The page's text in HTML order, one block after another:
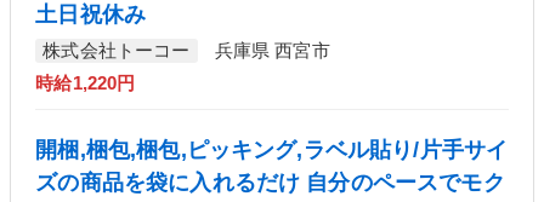
土日祝休み
株式会社トーコー
兵庫県 西宮市
時給1,220円
開梱,梱包,梱包,ピッキング,ラベル貼り/片手サイ
ズの商品を袋に入れるだけ 自分のペースでモク